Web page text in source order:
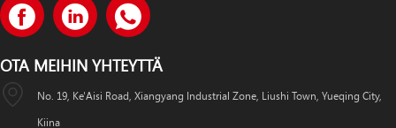
OTA MEIHIN YHTEYTTÄ
No. 19, Ke'Aisi Road, Xiangyang Industrial Zone, Liushi Town, Yueqing City,
Kiina